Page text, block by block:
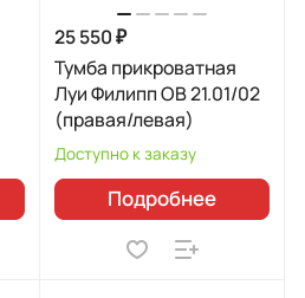
25 550 ₽
Тумба прикроватная
Луи Филипп ОВ 21.01/02
(правая/левая)
Доступно к заказу
Подробнее